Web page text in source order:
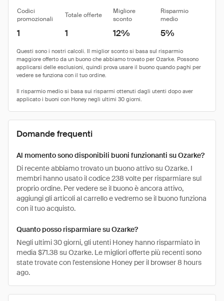
Codici
promozionali
Totale offerte
Migliore
sconto
Risparmio
medio
1 1 12% 5%
Domande frequenti
Al momento sono disponibili buoni funzionanti su Ozarke?
Di recente abbiamo trovato un buono attivo su Ozarke. I
membri hanno usato il codice 238 volte per risparmiare sul
proprio ordine. Per vedere se il buono è ancora attivo,
aggiungi gli articoli al carrello e vedremo se il buono funziona
con il tuo acquisto.
Quanto posso risparmiare su Ozarke?
Negli ultimi 30 giorni, gli utenti Honey hanno risparmiato in
media $71.38 su Ozarke. Le migliori offerte più recenti sono
state trovate con l'estensione Honey per il browser 8 hours
ago.